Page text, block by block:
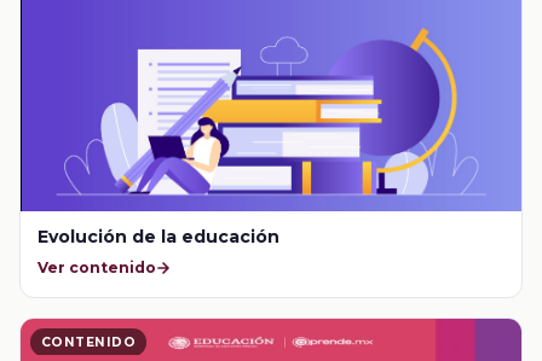
Evolución de la educación
Ver contenido
CONTENIDO